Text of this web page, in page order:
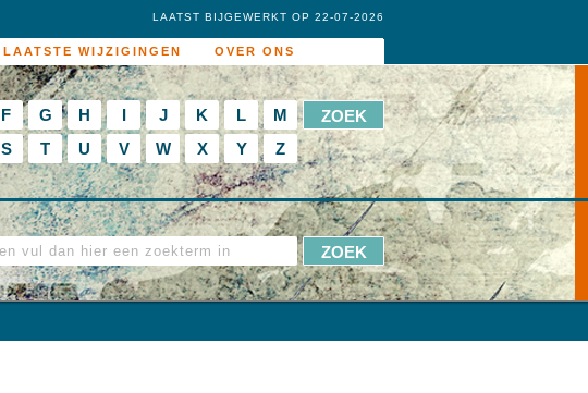
LAATSTE WIJZIGINGEN OVER ONS
LAATST BIJGEWERKT OP 22-07-2026
F G H I J K L
M
S T U V W X Y Z